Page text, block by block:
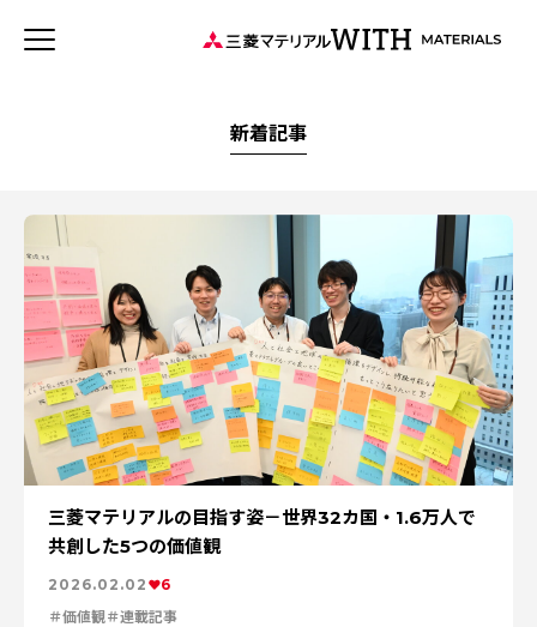
JP
WITH MATERIALSについて
タグから探す
特集：可能性の素材「タングステン」を世界へ
特集：循環に価値を。
特集：世界のものづくりの力になる
事業
ソザイのヒミツ
森とマテリアル
価値観 安全への取り組み
健康経営
社会をつくる素材の力
三菱マテリアルのある街を訪ねて
特集：人と社会と地球のために
Rycycling
特集：自動車・半導体の進化を担う
特集：地熱発電への挑戦
特集：カーボンニュートラルに挑む
特集：都市鉱山に挑む
特集：進化する銅
電気鉛
resource circulation
Electrolytic copper
新着記事
三菱マテリアルの目指す姿－世界32カ国・1.6万人で
共創した5つの価値観
2026.02.02
6
価値観
連載記事